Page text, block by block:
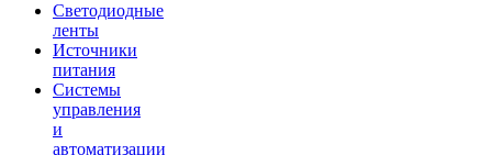
Светодиодные
ленты
Источники
питания
Системы
управления
и
автоматизации